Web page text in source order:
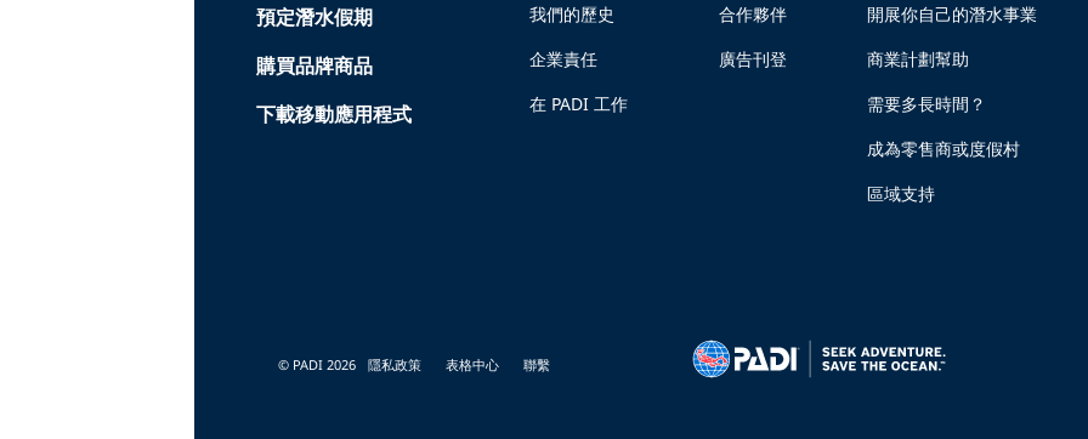
預定潛水假期
購買品牌商品
下載移動應用程式
我們的歷史
企業責任
在 PADI 工作
合作夥伴
廣告刊登
開展你自己的潛水事業
商業計劃幫助
需要多長時間？
成為零售商或度假村
區域支持
© PADI 2026 隱私政策 表格中心 聯繫